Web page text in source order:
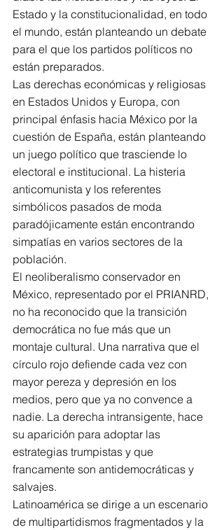
Estado y la constitucionalidad, en todo
el mundo, están planteando un debate
para el que los partidos políticos no
están preparados.
Las derechas económicas y religiosas
en Estados Unidos y Europa, con
principal énfasis hacia México por la
cuestión de España, están planteando
un juego político que trasciende lo
electoral e institucional. La histeria
anticomunista y los referentes
simbólicos pasados de moda
paradójicamente están encontrando
simpatías en varios sectores de la
población.
El neoliberalismo conservador en
México, representado por el PRIANRD,
no ha reconocido que la transición
democrática no fue más que un
montaje cultural. Una narrativa que el
círculo rojo defiende cada vez con
mayor pereza y depresión en los
medios, pero que ya no convence a
nadie. La derecha intransigente, hace
su aparición para adoptar las
estrategias trumpistas y que
francamente son antidemocráticas y
salvajes.
Latinoamérica se dirige a un escenario
de multipartidismos fragmentados y la